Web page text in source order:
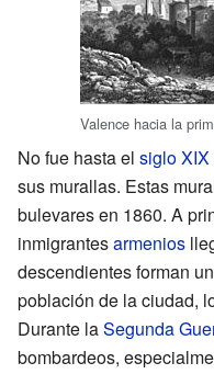
Valence hacia la
No fue hasta el siglo XIX
sus murallas. Estas
bulevares en 1860. A
inmigrantesarmenios
descendientes forman
población de la ciudad,
Durante laSegunda
bombardeos,